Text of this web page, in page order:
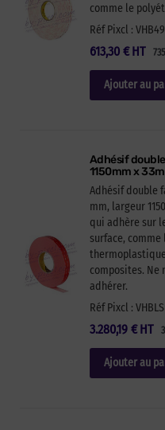
comme le
Réf Pixcl :
613,30 € HT
Ajouter au
Adhésif double
1150mm x
Adhésif double
mm, largeur
qui adhère sur
surface,
composites. Ne
adhérer.
Réf Pixcl :
3.280,19 € HT
Ajouter au